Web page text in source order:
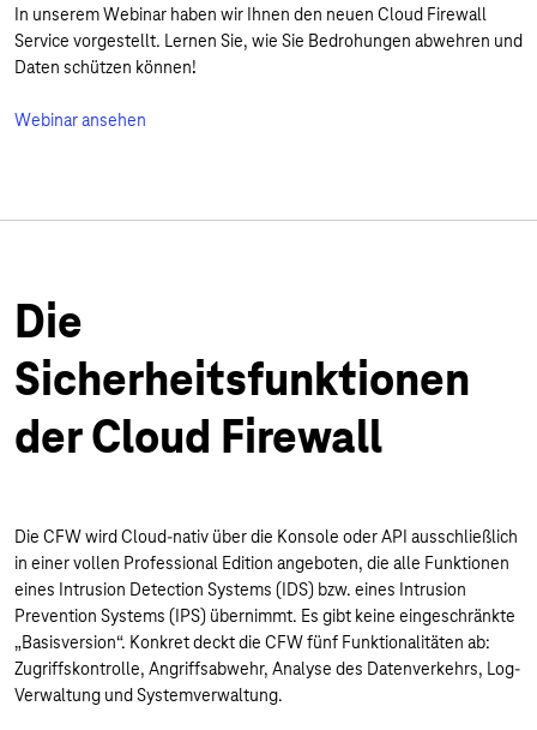
In unserem Webinar haben wir Ihnen den neuen Cloud Firewall
Service vorgestellt. Lernen Sie, wie Sie Bedrohungen abwehren und
Daten schützen können!
Webinar ansehen
Die
Sicherheitsfunktionen
der Cloud Firewall
Die CFW wird Cloud-nativ über die Konsole oder API ausschließlich
in einer vollen Professional Edition angeboten, die alle Funktionen
eines Intrusion Detection Systems (IDS) bzw. eines Intrusion
Prevention Systems (IPS) übernimmt. Es gibt keine eingeschränkte
„Basisversion“. Konkret deckt die CFW fünf Funktionalitäten ab:
Zugriffskontrolle, Angriffsabwehr, Analyse des Datenverkehrs, Log-
Verwaltung und Systemverwaltung.